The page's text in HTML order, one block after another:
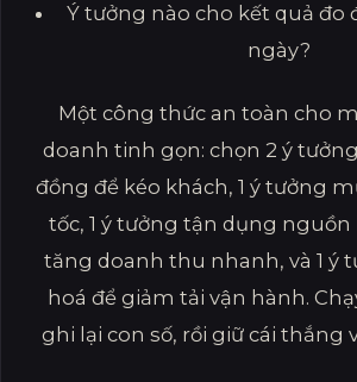
Ý tưởng nào cho kết quả đo
ngày?
Một công thức an toàn cho
doanh tinh gọn: chọn 2 ý
đồng để kéo khách, 1 ý tưởng
tốc, 1 ý tưởng tận dụng nguồn
tăng doanh thu nhanh, và 1 ý
hoá để giảm tải vận hành.
ghi lại con số, rồi giữ cái thắng